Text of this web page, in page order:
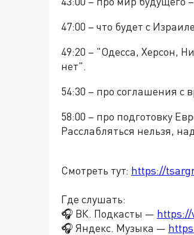
47:00 – что будет с
49:20 – "Одесса, Херсон,
нет".
54:30 – про соглашения с
58:00 – про подготовку
Расслабляться нельзя,
Смотреть тут: https://
Где слушать:
🎧 ВК. Подкасты — https://
🎧 Яндекс. Музыка —